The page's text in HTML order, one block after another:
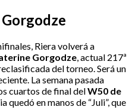
Riera volverá a
Gorgodze , actual 217ª
del torneo. Será un
La semana pasada
cuartos de final delW50 de
quedó en manos de “Juli”, que